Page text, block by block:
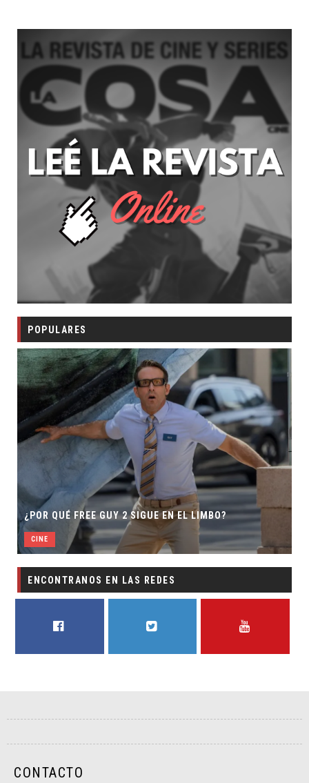
POPULARES
¿POR QUÉ FREE GUY 2 SIGUE EN EL LIMBO?
CINE
ENCONTRANOS EN LAS REDES
CONTACTO